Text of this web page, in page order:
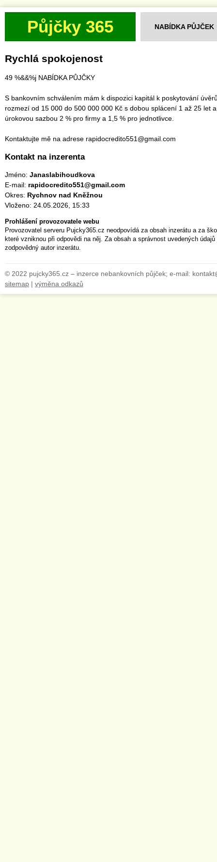
Půjčky 365 NABÍDKA PŮJČEK
Rychlá spokojenost
49 %&&%j NABÍDKA PŮJČKY
S bankovním schválením mám k dispozici kapitál k poskytování
rozmezí od 15 000 do 500 000 000 Kč s dobou splácení 1 až 25 let a
úrokovou sazbou 2 % pro firmy a 1,5 % pro jednotlivce.
Kontaktujte mě na adrese rapidocredito551@gmail.com
Kontakt na inzerenta
Jméno: Janaslabihoudkova
E-mail: rapidocredito551@gmail.com
Okres: Rychnov nad Kněžnou
Vloženo: 24.05.2026, 15:33
Prohlášení provozovatele webu
Provozovatel serveru Pujcky365.cz neodpovídá za obsah inzerátu a za
které vzniknou při odpovědi na něj. Za obsah a správnost uvedených
zodpovědný autor inzerátu.
© 2022 pujcky365.cz – inzerce nebankovních půjček; e-mail:
sitemap | výměna odkazů